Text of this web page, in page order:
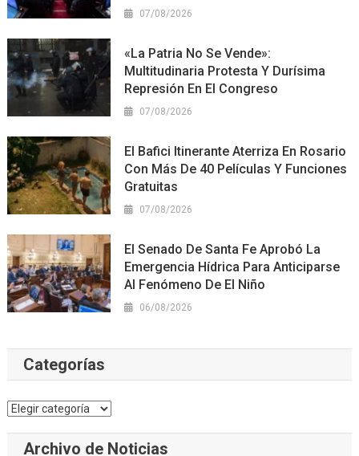
07/08/2026
«La Patria No Se Vende»:
Multitudinaria Protesta Y Durísima
Represión En El Congreso
07/08/2026
El Bafici Itinerante Aterriza En Rosario
Con Más De 40 Películas Y Funciones
Gratuitas
07/08/2026
El Senado De Santa Fe Aprobó La
Emergencia Hídrica Para Anticiparse
Al Fenómeno De El Niño
06/08/2026
Categorías
Categorías
Archivo de Noticias